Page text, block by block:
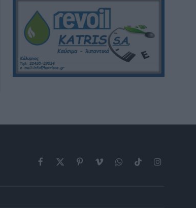
Facebook
X
PinterestVimeoWhatsAppTikTokInstagram